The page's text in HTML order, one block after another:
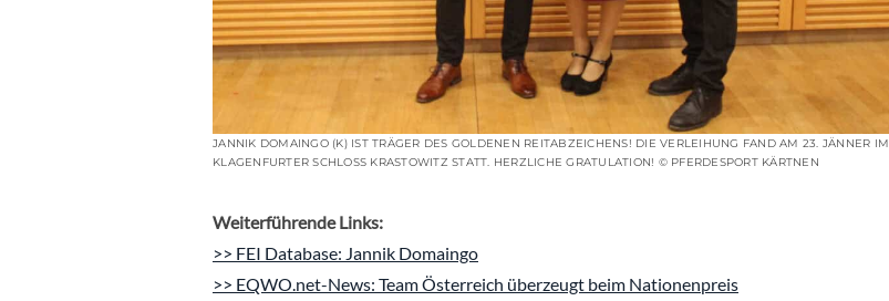
JANNIK DOMAINGO (K) IST TRÄGER DES GOLDENEN REITABZEICHENS! DIE VERLEIHUNG FAND AM 23. JÄNNER IM
KLAGENFURTER SCHLOSS KRASTOWITZ STATT. HERZLICHE GRATULATION! © PFERDESPORT KÄRTNEN
Weiterführende Links:
>> FEI Database: Jannik Domaingo
>> EQWO.net-News: Team Österreich überzeugt beim Nationenpreis